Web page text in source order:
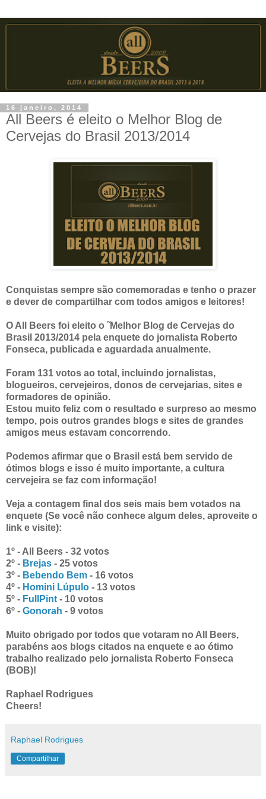
16 janeiro, 2014
All Beers é eleito o Melhor Blog de
Cervejas do Brasil 2013/2014
Conquistas sempre são comemoradas e tenho o prazer
e dever de compartilhar com todos amigos e leitores!
O All Beers foi eleito o ˜Melhor Blog de Cervejas do
Brasil 2013/2014 pela enquete do jornalista Roberto
Fonseca, publicada e aguardada anualmente.
Foram 131 votos ao total, incluindo jornalistas,
blogueiros, cervejeiros, donos de cervejarias, sites e
formadores de opinião.
Estou muito feliz com o resultado e surpreso ao mesmo
tempo, pois outros grandes blogs e sites de grandes
amigos meus estavam concorrendo.
Podemos afirmar que o Brasil está bem servido de
ótimos blogs e isso é muito importante, a cultura
cervejeira se faz com informação!
Veja a contagem final dos seis mais bem votados na
enquete (Se você não conhece algum deles, aproveite o
link e visite):
1º - All Beers - 32 votos
2º - Brejas - 25 votos
3º - Bebendo Bem - 16 votos
4º - Homini Lúpulo - 13 votos
5º - FullPint - 10 votos
6º - Gonorah - 9 votos
Muito obrigado por todos que votaram no All Beers,
parabéns aos blogs citados na enquete e ao ótimo
trabalho realizado pelo jornalista Roberto Fonseca
(BOB)!
Raphael Rodrigues
Cheers!
Raphael Rodrigues
Compartilhar